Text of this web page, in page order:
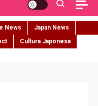
News
Japan News
Cultura Japonesa